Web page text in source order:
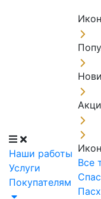
Наши работы
Услуги
Покупателям
Все